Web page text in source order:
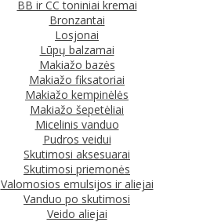
BB ir CC toniniai kremai
Bronzantai
Losjonai
Lūpų balzamai
Makiažo bazės
Makiažo fiksatoriai
Makiažo kempinėlės
Makiažo šepetėliai
Micelinis vanduo
Pudros veidui
Skutimosi aksesuarai
Skutimosi priemonės
Valomosios emulsijos ir aliejai
Vanduo po skutimosi
Veido aliejai